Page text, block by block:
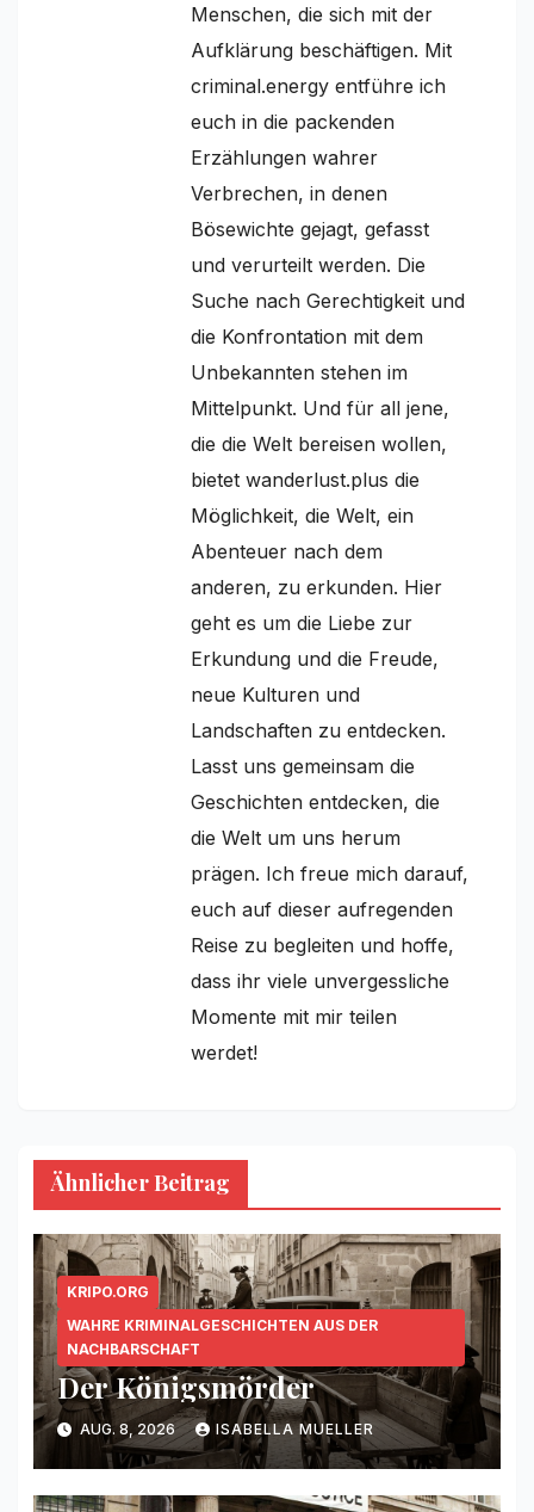
Menschen, die sich mit der
Aufklärung beschäftigen. Mit
criminal.energy entführe ich
euch in die packenden
Erzählungen wahrer
Verbrechen, in denen
Bösewichte gejagt, gefasst
und verurteilt werden. Die
Suche nach Gerechtigkeit und
die Konfrontation mit dem
Unbekannten stehen im
Mittelpunkt. Und für all jene,
die die Welt bereisen wollen,
bietet wanderlust.plus die
Möglichkeit, die Welt, ein
Abenteuer nach dem
anderen, zu erkunden. Hier
geht es um die Liebe zur
Erkundung und die Freude,
neue Kulturen und
Landschaften zu entdecken.
Lasst uns gemeinsam die
Geschichten entdecken, die
die Welt um uns herum
prägen. Ich freue mich darauf,
euch auf dieser aufregenden
Reise zu begleiten und hoffe,
dass ihr viele unvergessliche
Momente mit mir teilen
werdet!
Ähnlicher Beitrag
KRIPO.ORG
WAHRE KRIMINALGESCHICHTEN AUS DER
NACHBARSCHAFT
Der Königsmörder
AUG. 8, 2026 ISABELLA MUELLER